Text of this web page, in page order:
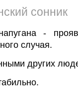
сонник
-
случая.
других